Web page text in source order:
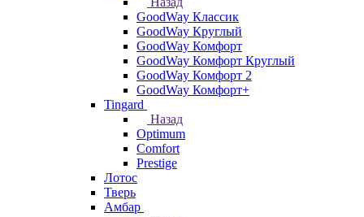
GoodWay Классик
GoodWay Круглый
GoodWay Комфорт
GoodWay Комфорт Круглый
GoodWay Комфорт 2
GoodWay Комфорт+
Tingard
Назад
Optimum
Comfort
Prestige
Лотос
Тверь
Амбар